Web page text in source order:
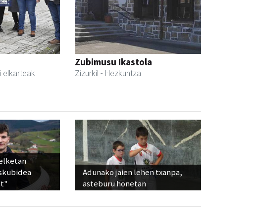
elkarteak
Zubimusu Ikastola
Zizurkil - Hezkuntza
Adunako jaien lehen txanpa,
asteburu honetan